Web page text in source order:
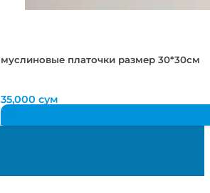
муслиновые платочки размер 30*30см
35,000 сум